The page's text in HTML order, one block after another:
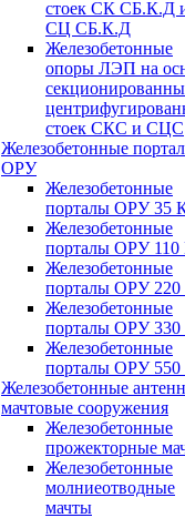
стоек СК СБ.К.Д
СЦ СБ.К.Д
Железобетонные
опоры ЛЭП на
стоек СКС и СЦС
Железобетонные
ОРУ
Железобетонные
порталы ОРУ 35
Железобетонные
порталы ОРУ
Железобетонные
порталы ОРУ
Железобетонные
порталы ОРУ
Железобетонные
порталы ОРУ
Железобетонные
мачтовые сооружения
Железобетонные
прожекторные
Железобетонные
молниеотводные
мачты